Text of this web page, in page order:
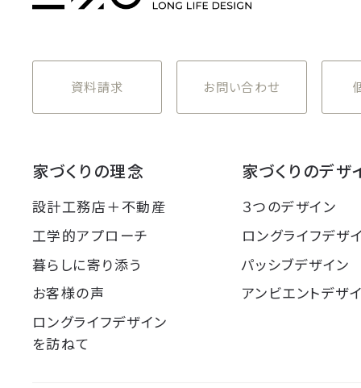
資料請求 お問い合わせ
家づくりの理念
設計工務店＋不動産
工学的アプローチ
暮らしに寄り添う
お客様の声
ロングライフデザイン
を訪ねて
家づくりのデザ
３つのデザイン
ロングライフデザ
パッシブデザイン
アンビエントデザ